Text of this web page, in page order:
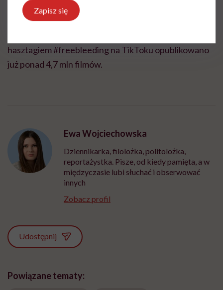
Od tego czasu coraz więcej kobiet zaczęło opisywać w
mediach społecznościowych swoje historie i
hasztagiem #freebleeding na TikToku opublikowano
już ponad 4,7 mln filmów.
Ewa Wojciechowska
Dziennikarka, filolożka, politolożka,
reportażystka. Pisze, od kiedy pamięta, a w
międzyczasie lubi słuchać i obserwować
innych
Zobacz profil
Udostępnij
Powiązane tematy:
Zapisz się